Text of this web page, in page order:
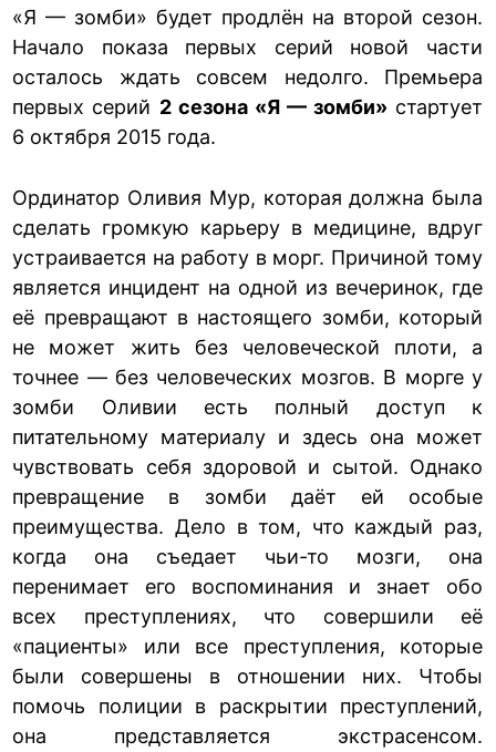
«Я — зомби» будет продлён на второй сезон.
Начало показа первых серий новой части
осталось ждать совсем недолго. Премьера
первых серий 2 сезона «Я — зомби»стартует
6 октября 2015 года.
Ординатор Оливия Мур, которая должна была
сделать громкую карьеру в медицине, вдруг
устраивается на работу в морг. Причиной тому
является инцидент на одной из вечеринок, где
её превращают в настоящего зомби, который
не может жить без человеческой плоти, а
точнее — без человеческих мозгов. В морге у
зомби Оливии есть полный доступ к
питательному материалу и здесь она может
чувствовать себя здоровой и сытой. Однако
превращение в зомби даёт ей особые
преимущества. Дело в том, что каждый раз,
когда она съедает чьи-то мозги, она
перенимает его воспоминания и знает обо
всех преступлениях, что совершили её
«пациенты» или все преступления, которые
были совершены в отношении них. Чтобы
помочь полиции в раскрытии преступлений,
она представляется экстрасенсом.